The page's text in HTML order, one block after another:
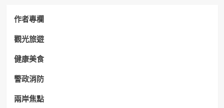
作者專欄
觀光旅遊
健康美食
警政消防
兩岸焦點